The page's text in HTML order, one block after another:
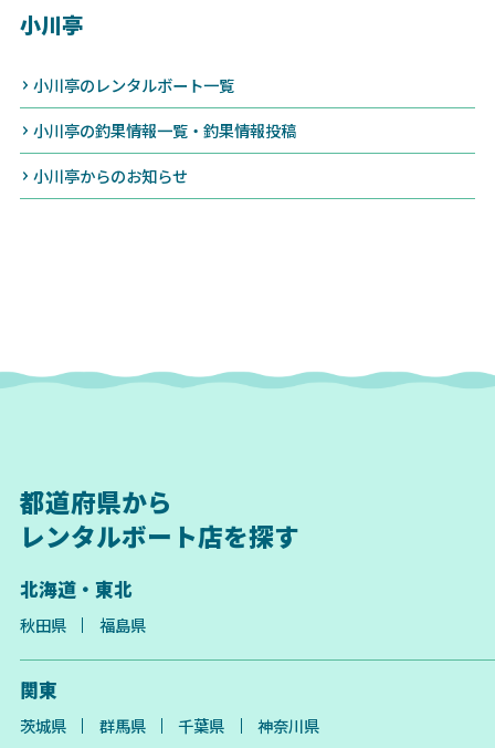
小川亭
小川亭のレンタルボート一覧
小川亭の釣果情報一覧・釣果情報投稿
小川亭からのお知らせ
都道府県から
レンタルボート店を探す
北海道・東北
秋田県 福島県
関東
茨城県 群馬県 千葉県 神奈川県